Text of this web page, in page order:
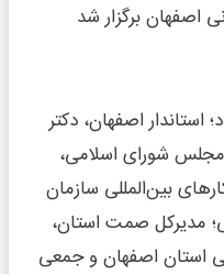
اصفهان برگزار شد
استاندار اصفهان، دکتر
مجلس شورای اسلامی،
بین‌المللی سازمان
مدیرکل صمت استان،
استان اصفهان و جمعی